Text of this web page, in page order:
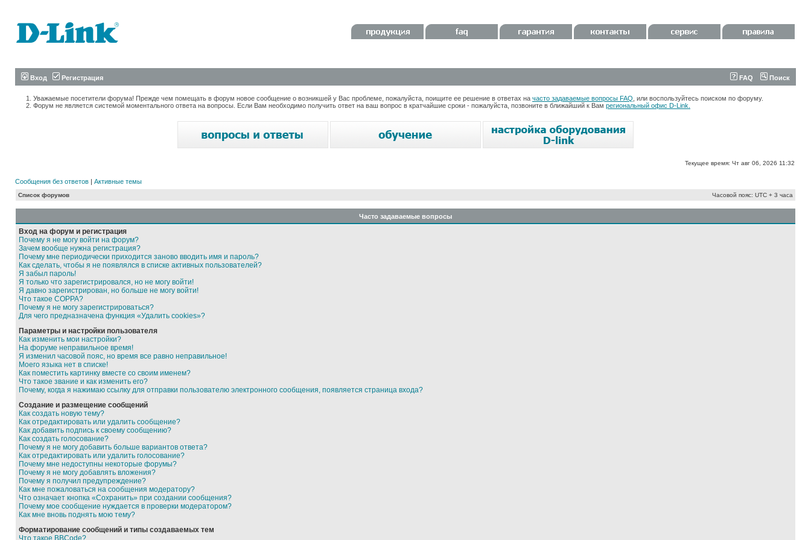
Вход Регистрация FAQ Поиск
Уважаемые посетители форума! Прежде чем помещать в форум новое сообщение о возникшей у Вас проблеме, пожалуйста, поищите ее решение в ответах на часто задаваемые вопросы FAQ , или воспользуйтесь поиском по форуму.
Форум не является системой моментального ответа на вопросы. Если Вам необходимо получить ответ на ваш вопрос в кратчайшие сроки - пожалуйста, позвоните в ближайший к Вам региональный офис D-Link.
Текущее время: Чт авг 06, 2026 11:32
Сообщения без ответов | Активные темы
Список форумов Часовой пояс: UTC + 3 часа
Часто задаваемые вопросы
Вход на форум и регистрация
Почему я не могу войти на форум?
Зачем вообще нужна регистрация?
Почему мне периодически приходится заново вводить имя и пароль?
Как сделать, чтобы я не появлялся в списке активных пользователей?
Я забыл пароль!
Я только что зарегистрировался, но не могу войти!
Я давно зарегистрирован, но больше не могу войти!
Что такое COPPA?
Почему я не могу зарегистрироваться?
Для чего предназначена функция «Удалить cookies»?
Параметры и настройки пользователя
Как изменить мои настройки?
На форуме неправильное время!
Я изменил часовой пояс, но время все равно неправильное!
Моего языка нет в списке!
Как поместить картинку вместе со своим именем?
Что такое звание и как изменить его?
Почему, когда я нажимаю ссылку для отправки пользователю электронного сообщения, появляется страница входа?
Создание и размещение сообщений
Как создать новую тему?
Как отредактировать или удалить сообщение?
Как добавить подпись к своему сообщению?
Как создать голосование?
Почему я не могу добавить больше вариантов ответа?
Как отредактировать или удалить голосование?
Почему мне недоступны некоторые форумы?
Почему я не могу добавлять вложения?
Почему я получил предупреждение?
Как мне пожаловаться на сообщения модератору?
Что означает кнопка «Сохранить» при создании сообщения?
Почему мое сообщение нуждается в проверки модератором?
Как мне вновь поднять мою тему?
Форматирование сообщений и типы создаваемых тем
Что такое BBCode?